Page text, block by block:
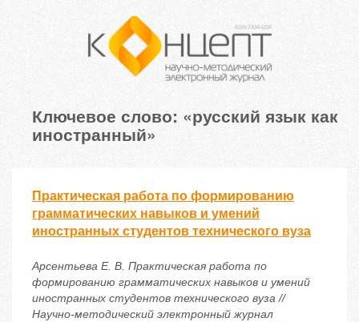
Ключевое слово: «русский язык как
иностранный»
Практическая работа по формированию
грамматических навыков и умений
иностранных студентов технического вуза
Арсентьева Е. В. Практическая работа по
формированию грамматических навыков и умений
иностранных студентов технического вуза //
Научно-методический электронный журнал